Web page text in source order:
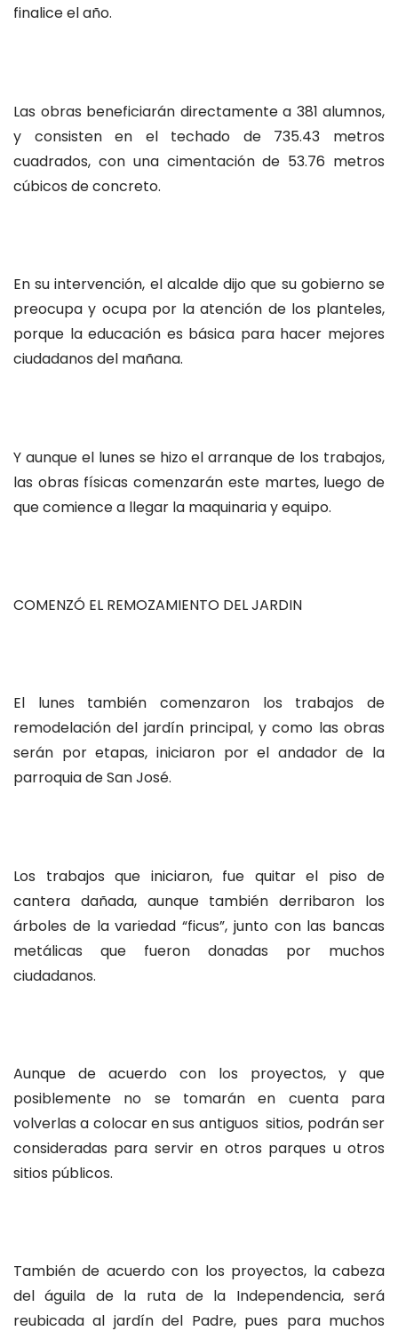
finalice el año.
Las obras beneficiarán directamente a 381 alumnos,
y consisten en el techado de 735.43 metros
cuadrados, con una cimentación de 53.76 metros
cúbicos de concreto.
En su intervención, el alcalde dijo que su gobierno se
preocupa y ocupa por la atención de los planteles,
porque la educación es básica para hacer mejores
ciudadanos del mañana.
Y aunque el lunes se hizo el arranque de los trabajos,
las obras físicas comenzarán este martes, luego de
que comience a llegar la maquinaria y equipo.
COMENZÓ EL REMOZAMIENTO DEL JARDIN
El lunes también comenzaron los trabajos de
remodelación del jardín principal, y como las obras
serán por etapas, iniciaron por el andador de la
parroquia de San José.
Los trabajos que iniciaron, fue quitar el piso de
cantera dañada, aunque también derribaron los
árboles de la variedad “ficus”, junto con las bancas
metálicas que fueron donadas por muchos
ciudadanos.
Aunque de acuerdo con los proyectos, y que
posiblemente no se tomarán en cuenta para
volverlas a colocar en sus antiguos sitios, podrán ser
consideradas para servir en otros parques u otros
sitios públicos.
También de acuerdo con los proyectos, la cabeza
del águila de la ruta de la Independencia, será
reubicada al jardín del Padre, pues para muchos